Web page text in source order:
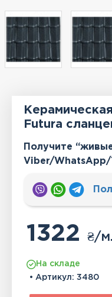
Futura
Получите
Viber/
1322₴/
На складе
• Артикул: 3480